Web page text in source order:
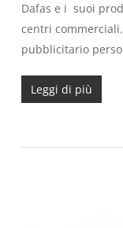
Dafas e i suoi
centri
pubblicitario
Leggi di più